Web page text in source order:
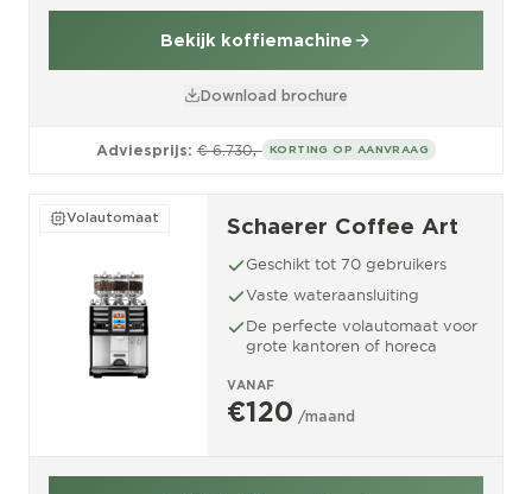
Bekijk koffiemachine
Download brochure
Adviesprijs: € 6.730,- KORTING OP AANVRAAG
Volautomaat Schaerer Coffee Art
Geschikt tot 70 gebruikers
Vaste wateraansluiting
De perfecte volautomaat voor
grote kantoren of horeca
VANAF
€120 /maand